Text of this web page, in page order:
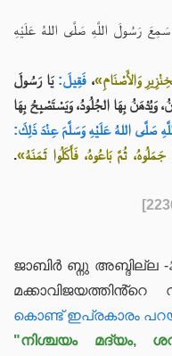
رَسُولَ اللَّهِ صَلَّى اللهُ عَلَيْهِ
وَالأَصْنَامِ»، فَقِيلَ: يَا رَسُولَ
وَيُدْهَنُ بِهَا الجُلُودُ، وَيَسْتَصْبِحُ بِهَا
صَلَّى اللهُ عَلَيْهِ وَسَلَّمَ عِنْدَ ذَلِكَ:
ثُمَّ بَاعُوهُ، فَأَكَلُوا ثَمَنَهُ».
മക്കാവിജയത്തിൻ്റെ
കൊണ്ട് ഇപ്രകാരം
"നിശ്ചയം മദ്യം,